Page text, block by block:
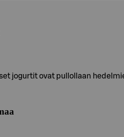
jogurtit ovat pullollaan